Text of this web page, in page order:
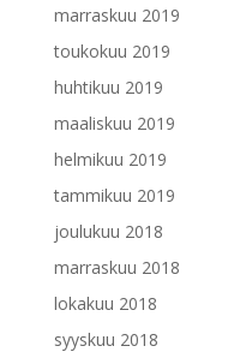
marraskuu 2019
toukokuu 2019
huhtikuu 2019
maaliskuu 2019
helmikuu 2019
tammikuu 2019
joulukuu 2018
marraskuu 2018
lokakuu 2018
syyskuu 2018